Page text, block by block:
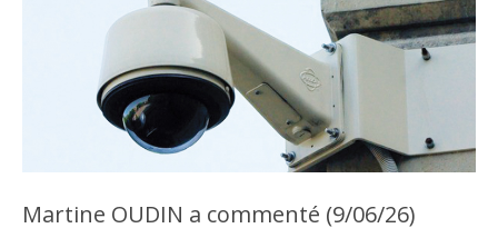
Martine OUDIN a commenté (9/06/26)